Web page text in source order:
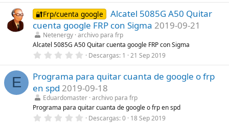
0
0
e
s
t
r
e
l
(
s
)
🔐Frp/cuenta google
Alcatel 5085G A50 Quitar
cuenta google FRP con Sigma 2019-09-21
Netenergy archivo para frp
Alcatel 5085G A50 Quitar cuenta google FRP con Sigma
0
0
0
e
s
t
r
e
Descargas 1 21 Sep 2019
E
Programa para quitar cuanta de google o frp
en spd 2019-09-18
Eduardomaster archivo para frp
Programa para quitar cuanta de google o frp en spd
0 Descargas 0 18 Sep 2019